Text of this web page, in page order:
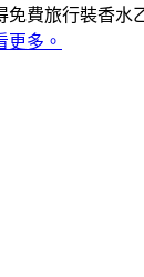
免費旅行裝香水
更多。